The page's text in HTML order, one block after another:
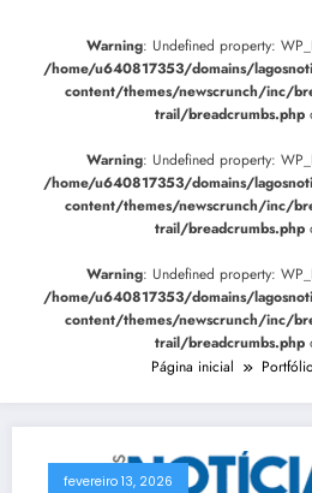
Warning: Undefined property:
/home/u640817353/domains/
content/themes/newscrunch/inc/
trail/breadcrumbs.php
Warning: Undefined property:
/home/u640817353/domains/
content/themes/newscrunch/inc/
trail/breadcrumbs.php
Warning: Undefined property:
/home/u640817353/domains/
content/themes/newscrunch/inc/
trail/breadcrumbs.php
Página inicial
Portfólio
fevereiro 13, 2026